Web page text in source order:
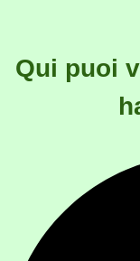
Qui puoi